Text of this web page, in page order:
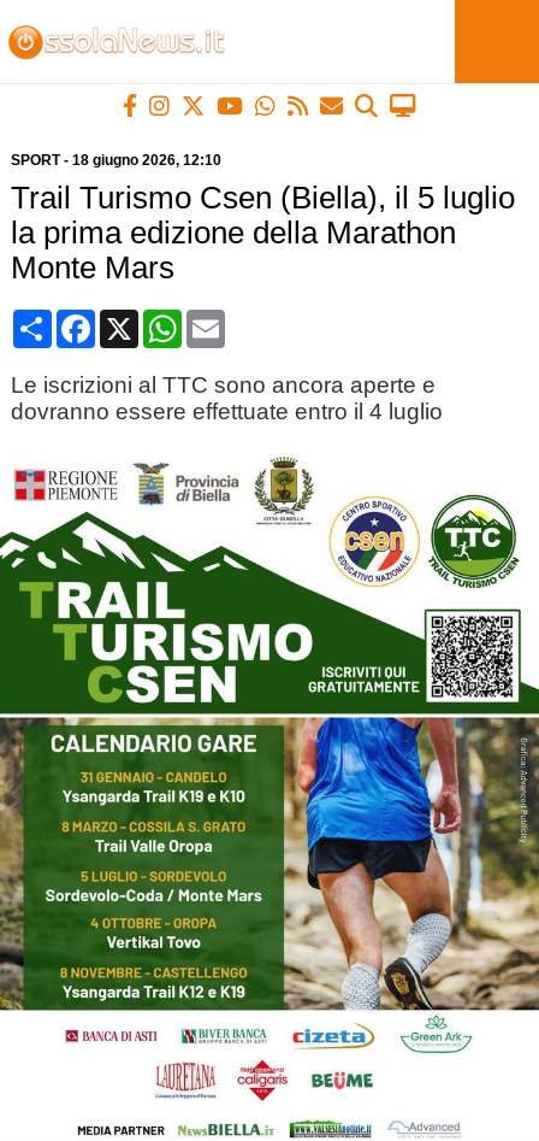
SPORT- 18 giugno 2026, 12:10
Trail Turismo Csen (Biella), il 5 luglio
la prima edizione della Marathon
Monte Mars
CondividiFacebook
X WhatsApp
Email
Le iscrizioni al TTC sono ancora aperte e
dovranno essere effettuate entro il 4 luglio